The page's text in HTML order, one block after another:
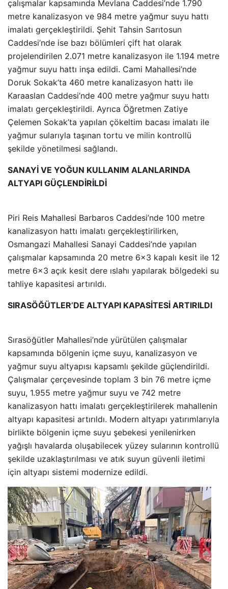
çalışmalar kapsamında Mevlana Caddesi’nde 1.790
metre kanalizasyon ve 984 metre yağmur suyu hattı
imalatı gerçekleştirildi. Şehit Tahsin Sarıtosun
Caddesi’nde ise bazı bölümleri çift hat olarak
projelendirilen 2.071 metre kanalizasyon ile 1.194 metre
yağmur suyu hattı inşa edildi. Cami Mahallesi’nde
Doruk Sokak’ta 460 metre kanalizasyon hattı ile
Karaaslan Caddesi’nde 400 metre yağmur suyu hattı
imalatı gerçekleştirildi. Ayrıca Öğretmen Zatiye
Çelemen Sokak’ta yapılan çökeltim bacası imalatı ile
yağmur sularıyla taşınan tortu ve milin kontrollü
şekilde yönetilmesi sağlandı.
SANAYİ VE YOĞUN KULLANIM ALANLARINDA
ALTYAPI GÜÇLENDİRİLDİ
Piri Reis Mahallesi Barbaros Caddesi’nde 100 metre
kanalizasyon hattı imalatı gerçekleştirilirken,
Osmangazi Mahallesi Sanayi Caddesi’nde yapılan
çalışmalar kapsamında 20 metre 6×3 kapalı kesit ile 12
metre 6×3 açık kesit dere ıslahı yapılarak bölgedeki su
tahliye kapasitesi artırıldı.
SIRASÖĞÜTLER’DE ALTYAPI KAPASİTESİ ARTIRILDI
Sırasöğütler Mahallesi’nde yürütülen çalışmalar
kapsamında bölgenin içme suyu, kanalizasyon ve
yağmur suyu altyapısı kapsamlı şekilde güçlendirildi.
Çalışmalar çerçevesinde toplam 3 bin 76 metre içme
suyu, 1.955 metre yağmur suyu ve 742 metre
kanalizasyon hattı imalatı gerçekleştirilerek mahallenin
altyapı kapasitesi artırıldı. Modern altyapı yatırımlarıyla
birlikte bölgenin içme suyu şebekesi yenilenirken
yağışlı havalarda oluşabilecek yüzey sularının kontrollü
şekilde uzaklaştırılması ve atık suyun güvenli iletimi
için altyapı sistemi modernize edildi.